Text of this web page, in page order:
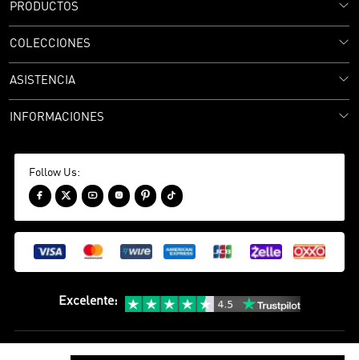
PRODUCTOS
COLECCIONES
ASISTENCIA
INFORMACIONES
Follow Us:
     
Excelente:
política de privacidad Términos y condiciones